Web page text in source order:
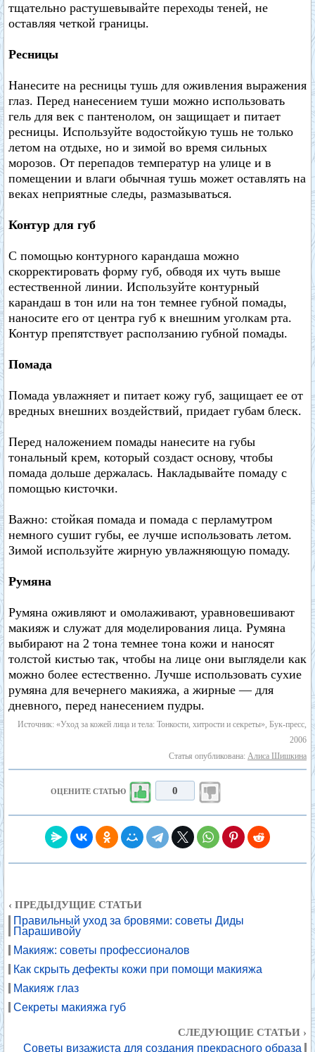
тщательно растушевывайте переходы теней, не
оставляя четкой границы.
Ресницы
Нанесите на ресницы тушь для оживления выражения
глаз. Перед нанесением туши можно использовать
гель для век с пантенолом, он защищает и питает
ресницы. Используйте водостойкую тушь не только
летом на отдыхе, но и зимой во время сильных
морозов. От перепадов температур на улице и в
помещении и влаги обычная тушь может оставлять на
веках неприятные следы, размазываться.
Контур для губ
С помощью контурного карандаша можно
скорректировать форму губ, обводя их чуть выше
естественной линии. Используйте контурный
карандаш в тон или на тон темнее губной помады,
наносите его от центра губ к внешним уголкам рта.
Контур препятствует расползанию губной помады.
Помада
Помада увлажняет и питает кожу губ, защищает ее от
вредных внешних воздействий, придает губам блеск.
Перед наложением помады нанесите на губы
тональный крем, который создаст основу, чтобы
помада дольше держалась. Накладывайте помаду с
помощью кисточки.
Важно: стойкая помада и помада с перламутром
немного сушит губы, ее лучше использовать летом.
Зимой используйте жирную увлажняющую помаду.
Румяна
Румяна оживляют и омолаживают, уравновешивают
макияж и служат для моделирования лица. Румяна
выбирают на 2 тона темнее тона кожи и наносят
толстой кистью так, чтобы на лице они выглядели как
можно более естественно. Лучше использовать сухие
румяна для вечернего макияжа, а жирные — для
дневного, перед нанесением пудры.
Источник: «Уход за кожей лица и тела: Тонкости, хитрости и секреты», Бук-пресс,
2006
Статья опубликована: Алиса Шишкина
ОЦЕНИТЕ СТАТЬЮ 0
‹ ПРЕДЫДУЩИЕ СТАТЬИ
Правильный уход за бровями: советы Диды
Парашивойу
Макияж: советы профессионалов
Как скрыть дефекты кожи при помощи макияжа
Макияж глаз
Секреты макияжа губ
СЛЕДУЮЩИЕ СТАТЬИ ›
Советы визажиста для создания прекрасного образа